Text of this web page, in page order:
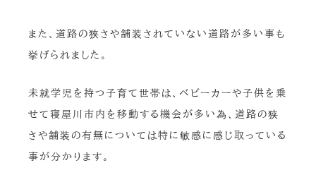
また、道路の狭さや舗装されていない道路が多い事も
挙げられました。
未就学児を持つ子育て世帯は、ベビーカーや子供を乗
せて寝屋川市内を移動する機会が多い為、道路の狭
さや舗装の有無については特に敏感に感じ取っている
事が分かります。